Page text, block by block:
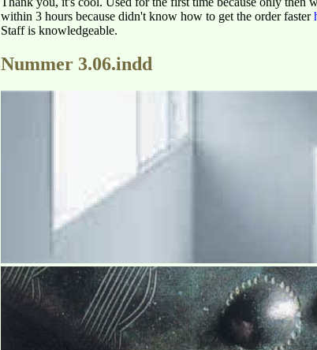
within 3 hours because didn't know how to get the order faster
Staff is knowledgeable.
Nummer 3.06.indd